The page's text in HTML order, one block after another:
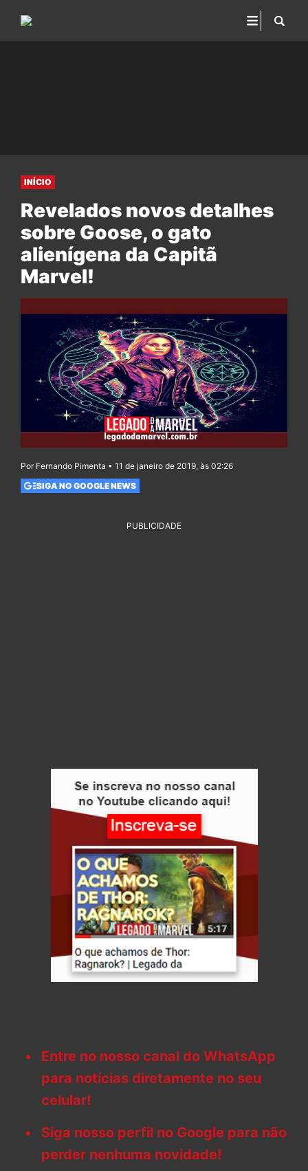
INÍCIO
Revelados novos detalhes
sobre Goose, o gato
alienígena da Capitã
Marvel!
Por Fernando Pimenta • 11 de janeiro de 2019, às 02:26
SIGA NO GOOGLE NEWS
PUBLICIDADE
Entre no nosso canal do WhatsApp
para notícias diretamente no seu
celular!
Siga nosso perfil no Google para não
perder nenhuma novidade!